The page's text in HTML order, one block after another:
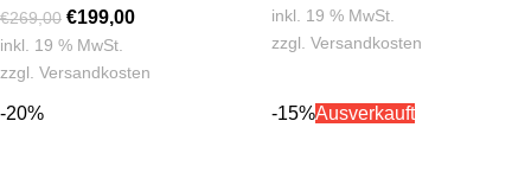
€269,00 €199,00
inkl. 19 % MwSt.
zzgl. Versandkosten
inkl. 19 % MwSt.
zzgl. Versandkosten
-20% -15%Ausverkauft